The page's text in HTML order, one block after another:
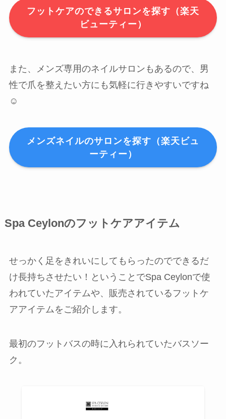
フットケアのできるサロンを探す（楽天
ビューティー）
また、メンズ専用のネイルサロンもあるので、男
性で爪を整えたい方にも気軽に行きやすいですね
☺️
メンズネイルのサロンを探す（楽天ビュ
ーティー）
Spa Ceylonのフットケアアイテム
せっかく足をきれいにしてもらったのでできるだ
け長持ちさせたい！ということでSpa Ceylonで使
われていたアイテムや、販売されているフットケ
アアイテムをご紹介します。
最初のフットバスの時に入れられていたバスソー
ク。